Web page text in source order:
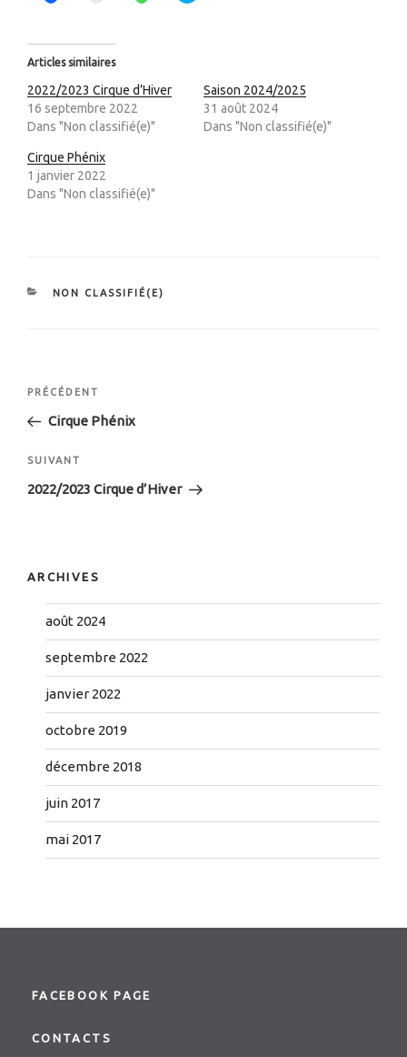
Articles similaires
2022/2023 Cirque d’Hiver
16 septembre 2022
Dans "Non classifié(e)"
Saison 2024/2025
31 août 2024
Dans "Non classifié(e)"
Cirque Phénix
1 janvier 2022
Dans "Non classifié(e)"
NON CLASSIFIÉ(E)
PRÉCÉDENT
Cirque Phénix
SUIVANT
2022/2023 Cirque d’Hiver
ARCHIVES
août 2024
septembre 2022
janvier 2022
octobre 2019
décembre 2018
juin 2017
mai 2017
FACEBOOK PAGE
CONTACTS